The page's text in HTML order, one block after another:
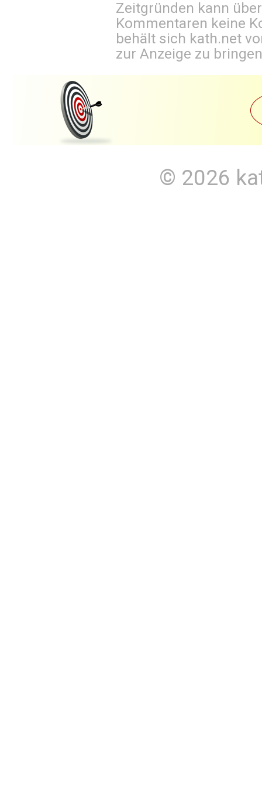
Zeitgründen kann
Kommentaren keine
behält sich kath.net
zur Anzeige zu
© 2026